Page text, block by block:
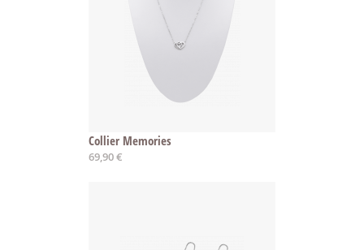
Collier Memories
69,90 €